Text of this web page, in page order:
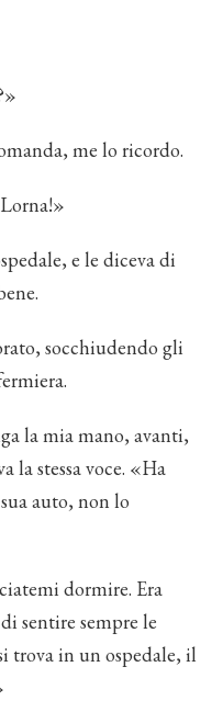
me lo ricordo.
e le diceva di
socchiudendo gli
la mia mano, avanti,
la stessa voce. «Ha
auto, non lo
dormire. Era
sentire sempre le
trova in un ospedale, il